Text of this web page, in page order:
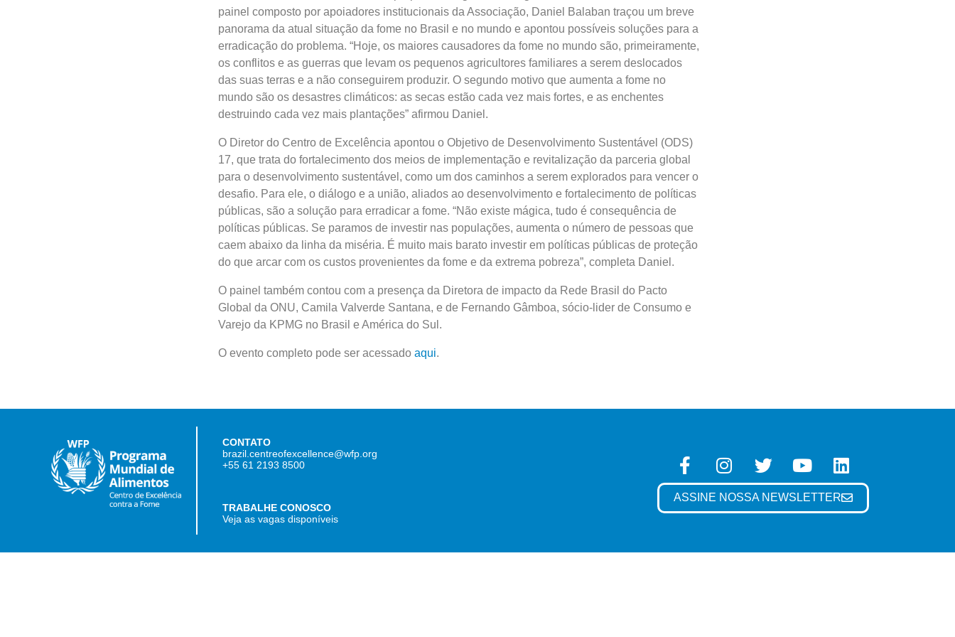
painel composto por apoiadores institucionais da Associação, Daniel Balaban traçou um breve
panorama da atual situação da fome no Brasil e no mundo e apontou possíveis soluções para a
erradicação do problema. “Hoje, os maiores causadores da fome no mundo são, primeiramente,
os conflitos e as guerras que levam os pequenos agricultores familiares a serem deslocados
das suas terras e a não conseguirem produzir. O segundo motivo que aumenta a fome no
mundo são os desastres climáticos: as secas estão cada vez mais fortes, e as enchentes
destruindo cada vez mais plantações” afirmou Daniel.
O Diretor do Centro de Excelência apontou o Objetivo de Desenvolvimento Sustentável (ODS)
17, que trata do fortalecimento dos meios de implementação e revitalização da parceria global
para o desenvolvimento sustentável, como um dos caminhos a serem explorados para vencer o
desafio. Para ele, o diálogo e a união, aliados ao desenvolvimento e fortalecimento de políticas
públicas, são a solução para erradicar a fome. “Não existe mágica, tudo é consequência de
políticas públicas. Se paramos de investir nas populações, aumenta o número de pessoas que
caem abaixo da linha da miséria. É muito mais barato investir em políticas públicas de proteção
do que arcar com os custos provenientes da fome e da extrema pobreza”, completa Daniel.
O painel também contou com a presença da Diretora de impacto da Rede Brasil do Pacto
Global da ONU, Camila Valverde Santana, e de Fernando Gâmboa, sócio-lider de Consumo e
Varejo da KPMG no Brasil e América do Sul.
O evento completo pode ser acessado aqui.
CONTATO
brazil.centreofexcellence@wfp.org
+55 61 2193 8500
TRABALHE CONOSCO
Veja as vagas disponíveis
ASSINE NOSSA NEWSLETTER